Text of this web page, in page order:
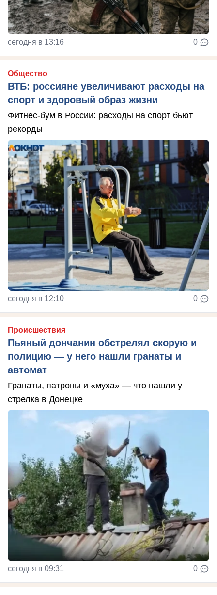
сегодня в 13:16 0
Общество
ВТБ: россияне увеличивают расходы на
спорт и здоровый образ жизни
Фитнес-бум в России: расходы на спорт бьют
рекорды
сегодня в 12:10 0
Происшествия
Пьяный дончанин обстрелял скорую и
полицию — у него нашли гранаты и
автомат
Гранаты, патроны и «муха» — что нашли у
стрелка в Донецке
сегодня в 09:31 0